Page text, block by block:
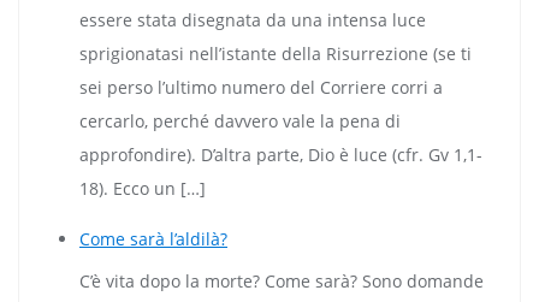
essere stata disegnata da una intensa luce
sprigionatasi nell’istante della Risurrezione (se ti
sei perso l’ultimo numero del Corriere corri a
cercarlo, perché davvero vale la pena di
approfondire). D’altra parte, Dio è luce (cfr. Gv 1,1-
18). Ecco un […]
Come sarà l’aldilà?
C’è vita dopo la morte? Come sarà? Sono domande